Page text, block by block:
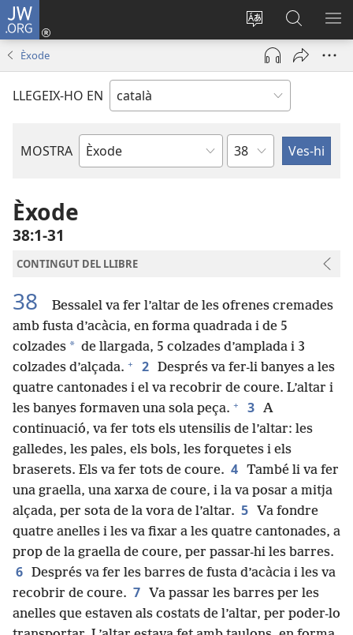
JW.ORG
Canvia
d’idioma
Inicia
sessió
(obre
finestra
Cerca
jw.org
Èxode
LLEGEIX-HO EN
MOSTRA
Llibre
Capítol
Èxode
38:1-31
CONTINGUT DEL LLIBRE
38
Bessalel va fer l’altar de les ofrenes cremades
amb fusta d’acàcia, en forma quadrada i de 5
colzades * de llargada, 5 colzades d’amplada i 3
colzades d’alçada. + 2 Després va fer-li banyes a les
quatre cantonades i el va recobrir de coure. L’altar i
les banyes formaven una sola peça. + 3 A
continuació, va fer tots els utensilis de l’altar: les
galledes, les pales, els bols, les forquetes i els
braserets. Els va fer tots de coure. 4 També li va fer
una graella, una xarxa de coure, i la va posar a mitja
alçada, per sota de la vora de l’altar. 5
Va fondre
quatre anelles i les va fixar a les quatre cantonades, a
prop de la graella de coure, per passar-hi les barres.
6 Després va fer les barres de fusta d’acàcia i les va
recobrir de coure. 7
Va passar les barres per les
anelles que estaven als costats de l’altar, per poder-lo